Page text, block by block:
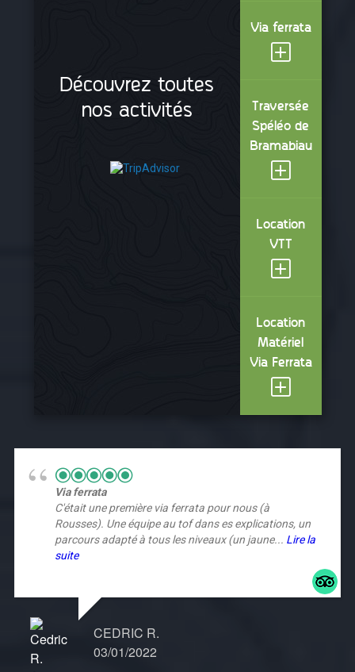
Découvrez toutes
nos activités
Via ferrata
Traversée
Spéléo de
Bramabiau
Location
VTT
Location
Matériel
Via Ferrata
Via ferrata
C'était une première via ferrata pour nous (à
Rousses). Une équipe au tof dans es explications, un
parcours adapté à tous les niveaux (un jaune... Lire la
suite
CEDRIC R.
03/01/2022